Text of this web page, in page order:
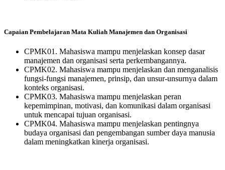
Capaian Pembelajaran Mata Kuliah Manajemen dan Organisasi
CPMK01. Mahasiswa mampu menjelaskan konsep dasar
manajemen dan organisasi serta perkembangannya.
CPMK02. Mahasiswa mampu menjelaskan dan menganalisis
fungsi-fungsi manajemen, prinsip, dan unsur-unsurnya dalam
konteks organisasi.
CPMK03. Mahasiswa mampu menjelaskan peran
kepemimpinan, motivasi, dan komunikasi dalam organisasi
untuk mencapai tujuan organisasi.
CPMK04. Mahasiswa mampu menjelaskan pentingnya
budaya organisasi dan pengembangan sumber daya manusia
dalam meningkatkan kinerja organisasi.